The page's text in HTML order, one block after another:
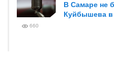
В Самаре не
Куйбышева в
660